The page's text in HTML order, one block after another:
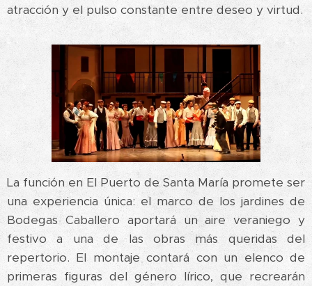
atracción y el pulso constante entre deseo y virtud.
La función en El Puerto de Santa María promete ser
una experiencia única: el marco de los jardines de
Bodegas Caballero aportará un aire veraniego y
festivo a una de las obras más queridas del
repertorio. El montaje contará con un elenco de
primeras figuras del género lírico, que recrearán